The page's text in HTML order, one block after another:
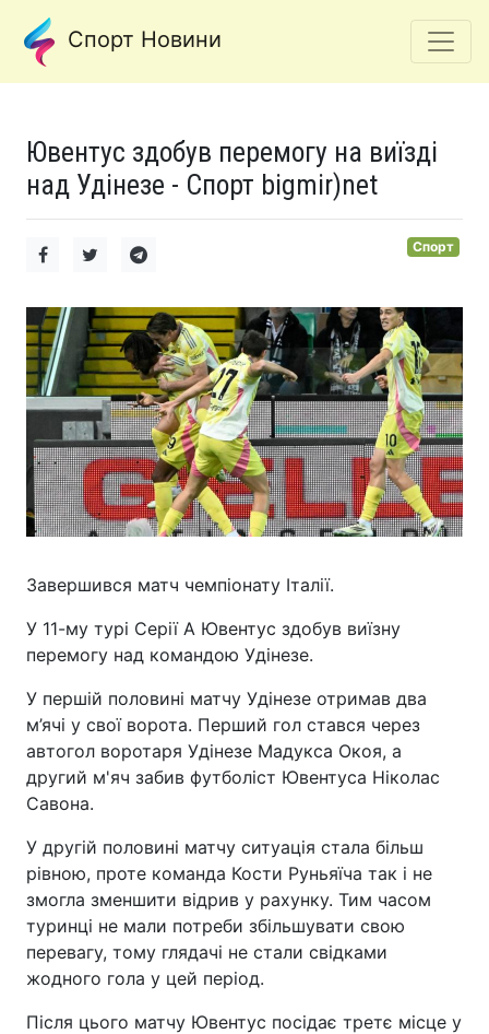
Спорт Новини
Ювентус здобув перемогу на виїзді
над Удінезе - Спорт bigmir)net
Спорт
Завершився матч чемпіонату Італії.
У 11-му турі Серії А Ювентус здобув виїзну
перемогу над командою Удінезе.
У першій половині матчу Удінезе отримав два
м’ячі у свої ворота. Перший гол стався через
автогол воротаря Удінезе Мадукса Окоя, а
другий м'яч забив футболіст Ювентуса Ніколас
Савона.
У другій половині матчу ситуація стала більш
рівною, проте команда Кости Руньяїча так і не
змогла зменшити відрив у рахунку. Тим часом
туринці не мали потреби збільшувати свою
перевагу, тому глядачі не стали свідками
жодного гола у цей період.
Після цього матчу Ювентус посідає третє місце у